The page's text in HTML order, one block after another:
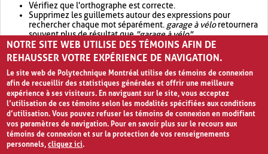
Vérifiez que l'orthographe est correcte.
Supprimez les guillemets autour des expressions pour
rechercher chaque mot séparément. garage à véloretournera
souvent plus de résultat que"garage à vélo".
Envisagez d'élargir votre recherche avec OR.garage OR vélo
retournera souvent plus de résultat quegarage à vélo
NOTRE SITE WEB UTILISE DES TÉMOINS AFIN DE
REHAUSSER VOTRE EXPÉRIENCE DE NAVIGATION.
Le site web de Polytechnique Montréal utilise des témoins de connexion
afin de recueillir des statistiques générales et offrir une meilleure
expérience à ses visiteurs. En naviguant sur le site, vous acceptez
l’utilisation de ces témoins selon les modalités spécifiées aux conditions
d’utilisation. Vous pouvez refuser les témoins de connexion en modifiant
vos paramètres de navigation. Pour en savoir plus sur le recours aux
témoins de connexion et sur la protection de vos renseignements
personnels,cliquez ici.